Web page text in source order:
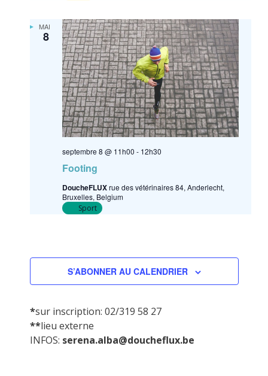
MAR
8
Footing
septembre 8 @ 11h00 - 12h30
DoucheFLUXrue des vétérinaires 84, Anderlecht,
Bruxelles, Belgium
Sport
S’ABONNER AU CALENDRIER
*sur inscription: 02/319 58 27
**lieu externe
INFOS: serena.alba@doucheflux.be